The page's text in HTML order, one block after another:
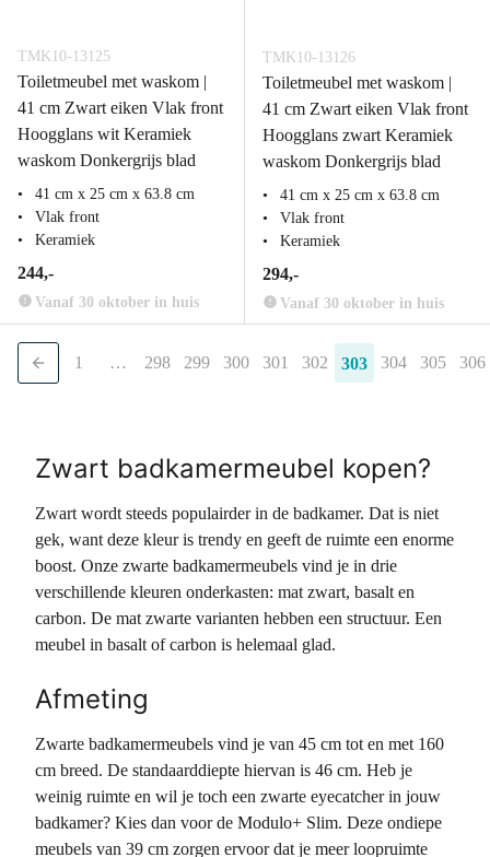
TMK10-13125
Toiletmeubel met waskom |
41 cm Zwart eiken Vlak front
Hoogglans wit Keramiek
waskom Donkergrijs blad
41 cm x 25 cm x 63.8 cm
Vlak front
Keramiek
244,-
Vanaf 30 oktober in huis
TMK10-13126
Toiletmeubel met waskom |
41 cm Zwart eiken Vlak front
Hoogglans zwart Keramiek
waskom Donkergrijs blad
41 cm x 25 cm x 63.8 cm
Vlak front
Keramiek
294,-
Vanaf 30 oktober in huis
1 … 298 299 300 301 302 303 304 305 306
Zwart badkamermeubel kopen?
Zwart wordt steeds populairder in de badkamer. Dat is niet
gek, want deze kleur is trendy en geeft de ruimte een enorme
boost. Onze zwarte badkamermeubels vind je in drie
verschillende kleuren onderkasten: mat zwart, basalt en
carbon. De mat zwarte varianten hebben een structuur. Een
meubel in basalt of carbon is helemaal glad.
Afmeting
Zwarte badkamermeubels vind je van 45 cm tot en met 160
cm breed. De standaarddiepte hiervan is 46 cm. Heb je
weinig ruimte en wil je toch een zwarte eyecatcher in jouw
badkamer? Kies dan voor de Modulo+ Slim. Deze ondiepe
meubels van 39 cm zorgen ervoor dat je meer loopruimte